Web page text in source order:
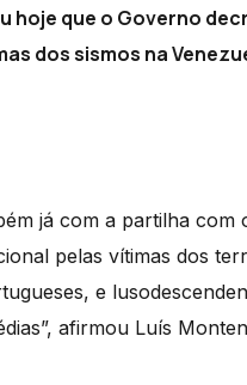
hoje que o Governo
dos sismos na
já com a partilha
pelas vítimas dos
e
afirmou Luís